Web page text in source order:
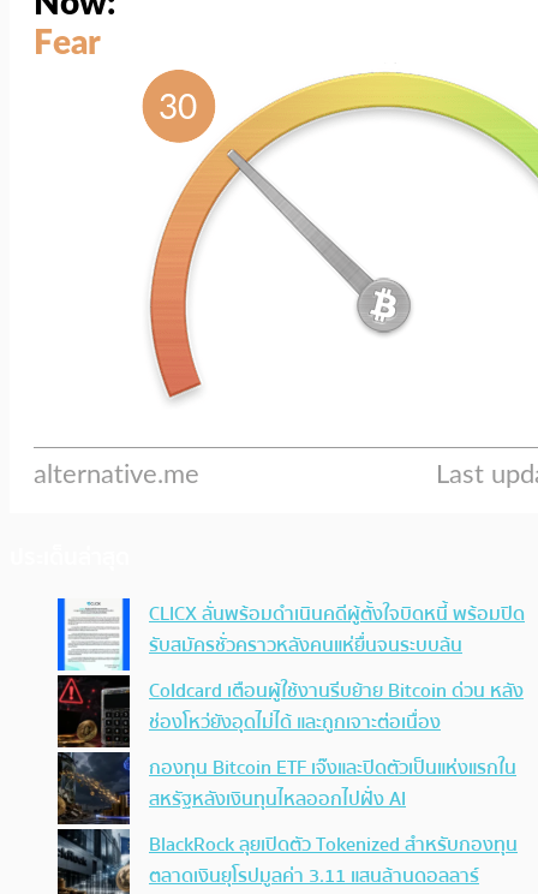
CLICX ลั่นพร้อมดำเนินคดีผู้ตั้งใจบิดหนี้ พร้อมปิด
รับสมัครชั่วคราวหลังคนแห่ยื่นจนระบบล้น
Coldcard เตือนผู้ใช้งานรีบย้าย Bitcoin ด่วน หลัง
ช่องโหว่ยังอุดไม่ได้ และถูกเจาะต่อเนื่อง
กองทุน Bitcoin ETF เจ๊งและปิดตัวเป็นแห่งแรกใน
สหรัฐหลังเงินทุนไหลออกไปฝั่ง AI
BlackRock ลุยเปิดตัว Tokenized สำหรับกองทุน
ตลาดเงินยุโรปมูลค่า 3.11 แสนล้านดอลลาร์